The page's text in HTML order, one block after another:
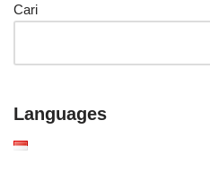
Cari
Languages